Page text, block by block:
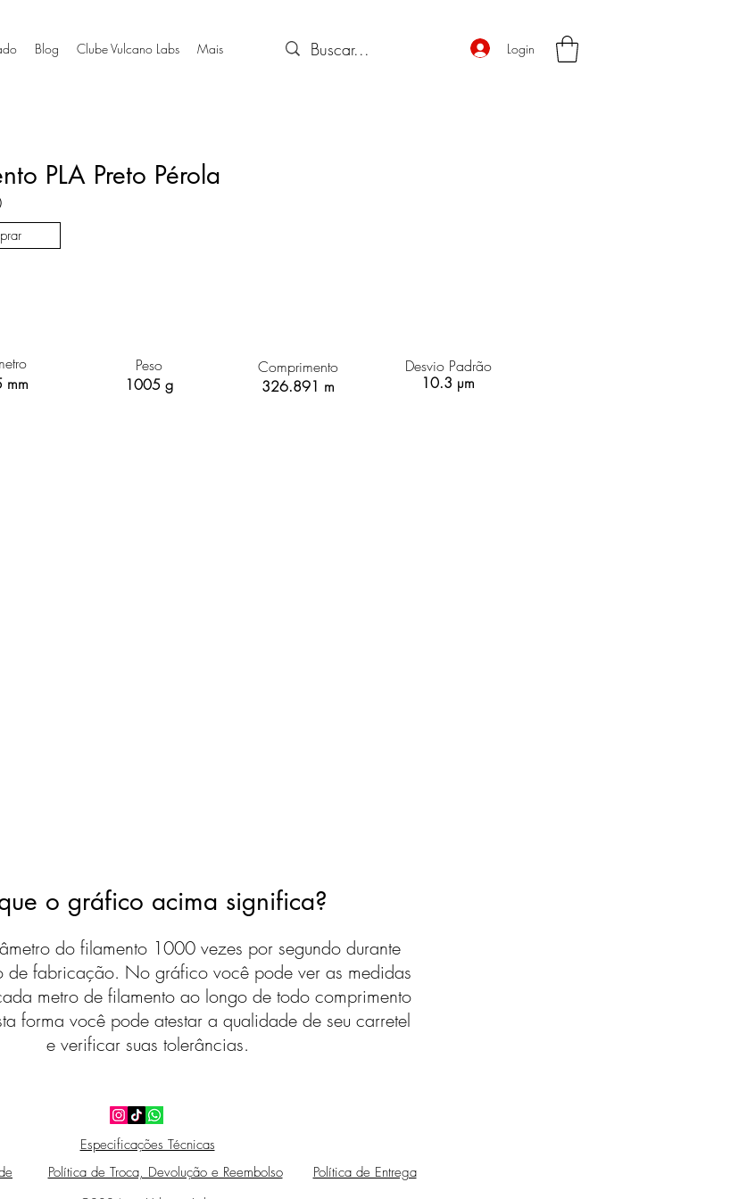
Blog Clube Vulcano Labs Mais Login
PLA Preto Pérola
mm
Peso
1005 g
Comprimento
326.891 m
Desvio Padrão
10.3 µm
o gráfico acima significa?
do filamento 1000 vezes por segundo durante
de fabricação. No gráfico você pode ver as medidas
metro de filamento ao longo de todo comprimento
forma você pode atestar a qualidade de seu carretel
e verificar suas tolerâncias.
Especificações Técnicas
Política de Troca, Devolução e Reembolso Política de Entrega